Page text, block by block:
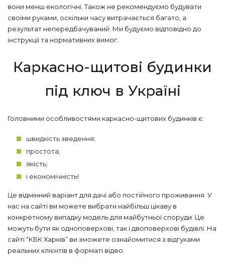
вони менш екологічні. Також не рекомендуємо будувати
своїми руками, оскільки часу витрачається багато, а
результат непередбачуваний. Ми будуємо відповідно до
інструкції та нормативних вимог.
Каркасно-щитові будинки
під ключ в Україні
Головними особливостями каркасно-щитових будинків є:
швидкість зведення;
простота;
якість;
і економічність!
Це відмінний варіант для дачі або постійного проживання. У
нас на сайті ви можете вибрати найбільш цікаву в
конкретному випадку модель для майбутньої споруди. Це
можуть бути як одноповерхові, так і двоповерхові будівлі. На
сайті “КБК Харків” ви зможете ознайомитися з відгуками
реальних клієнтів в форматі відео.